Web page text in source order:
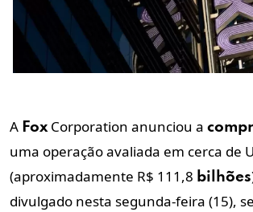
A FoxCorporation anunciou a
uma operação avaliada em cerca de
(aproximadamente R$ 111,8 bilhões
divulgado nesta segunda-feira (15),